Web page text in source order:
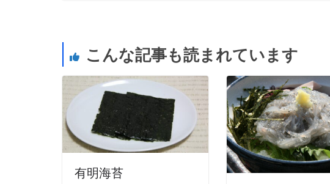
こんな記事も読まれています
有明海苔